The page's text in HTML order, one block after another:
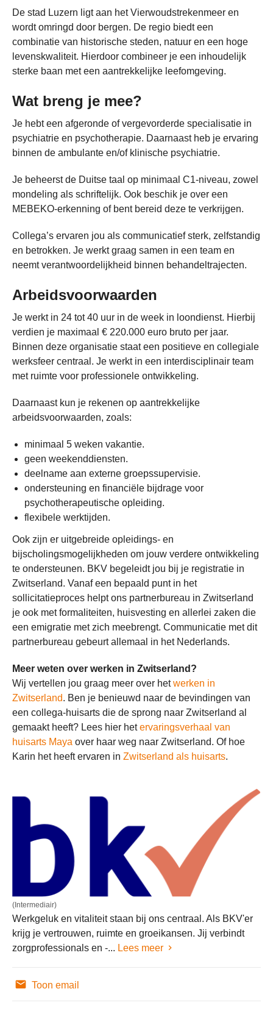
De stad Luzern ligt aan het Vierwoudstrekenmeer en
wordt omringd door bergen. De regio biedt een
combinatie van historische steden, natuur en een hoge
levenskwaliteit. Hierdoor combineer je een inhoudelijk
sterke baan met een aantrekkelijke leefomgeving.
Wat breng je mee?
Je hebt een afgeronde of vergevorderde specialisatie in
psychiatrie en psychotherapie. Daarnaast heb je ervaring
binnen de ambulante en/of klinische psychiatrie.
Je beheerst de Duitse taal op minimaal C1-niveau, zowel
mondeling als schriftelijk. Ook beschik je over een
MEBEKO-erkenning of bent bereid deze te verkrijgen.
Collega’s ervaren jou als communicatief sterk, zelfstandig
en betrokken. Je werkt graag samen in een team en
neemt verantwoordelijkheid binnen behandeltrajecten.
Arbeidsvoorwaarden
Je werkt in 24 tot 40 uur in de week in loondienst. Hierbij
verdien je maximaal € 220.000 euro bruto per jaar.
Binnen deze organisatie staat een positieve en collegiale
werksfeer centraal. Je werkt in een interdisciplinair team
met ruimte voor professionele ontwikkeling.
Daarnaast kun je rekenen op aantrekkelijke
arbeidsvoorwaarden, zoals:
minimaal 5 weken vakantie.
geen weekenddiensten.
deelname aan externe groepssupervisie.
ondersteuning en financiële bijdrage voor
psychotherapeutische opleiding.
flexibele werktijden.
Ook zijn er uitgebreide opleidings- en
bijscholingsmogelijkheden om jouw verdere ontwikkeling
te ondersteunen. BKV begeleidt jou bij je registratie in
Zwitserland. Vanaf een bepaald punt in het
sollicitatieproces helpt ons partnerbureau in Zwitserland
je ook met formaliteiten, huisvesting en allerlei zaken die
een emigratie met zich meebrengt. Communicatie met dit
partnerbureau gebeurt allemaal in het Nederlands.
Meer weten over werken in Zwitserland?
Wij vertellen jou graag meer over hetwerken in
Zwitserland. Ben je benieuwd naar de bevindingen van
een collega-huisarts die de sprong naar Zwitserland al
gemaakt heeft? Lees hier hetervaringsverhaal van
huisarts Maya over haar weg naar Zwitserland. Of hoe
Karin het heeft ervaren in Zwitserland als huisarts.
(Intermediair)
Werkgeluk en vitaliteit staan bij ons centraal. Als BKV'er
krijg je vertrouwen, ruimte en groeikansen. Jij verbindt
zorgprofessionals en -... Lees meer
Toon email